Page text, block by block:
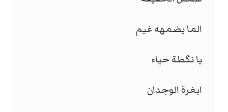
الما يضمهه غيم
يا نگطة حياء
ابغرة الوجدان